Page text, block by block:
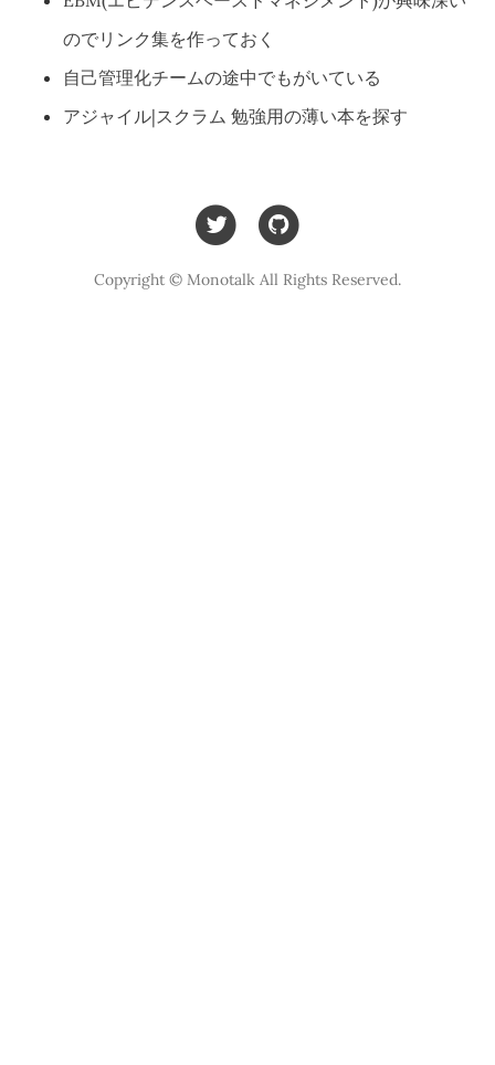
のでリンク集を作っておく
自己管理化チームの途中でもがいている
アジャイル|スクラム 勉強用の薄い本を探す
Copyright © Monotalk All Rights Reserved.